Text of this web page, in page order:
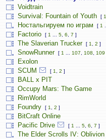
Voidtrain
Survival: Fountain of Youth
[ 1
Ностальгируем по играм [ 1
Factorio [ 1 5 6 7 ]
The Slaverian Trucker [ 1 2 ]
SnowRunner [ 1 107 108 109
Exolon
SCUM
[ 1 2 ]
BALL x PIT
Occupy Mars: The Game
RimWorld
Foundry
[ 1 2 ]
BitCraft Online
Pacific Drive
[ 1 5 6 7 ]
The Elder Scrolls IV: